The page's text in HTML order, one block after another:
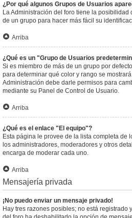
¿Por qué algunos Grupos de Usuarios
La Administración del foro tiene la
de un grupo para hacer más fácil su
Arriba
¿Qué es un "Grupo de Usuarios
Si es miembro de más de un grupo por
para determinar qué color y rango se
Administración debe darle permisos para
mediante su Panel de Control de Usuario.
Arriba
¿Qué es el enlace "El equipo"?
Esta página le provee de la lista completa de
los administradores, moderadores y otros
encarga de moderar cada uno.
Arriba
Mensajería privada
¡No puedo enviar un mensaje privado!
Hay tres razones posibles; no está registrado